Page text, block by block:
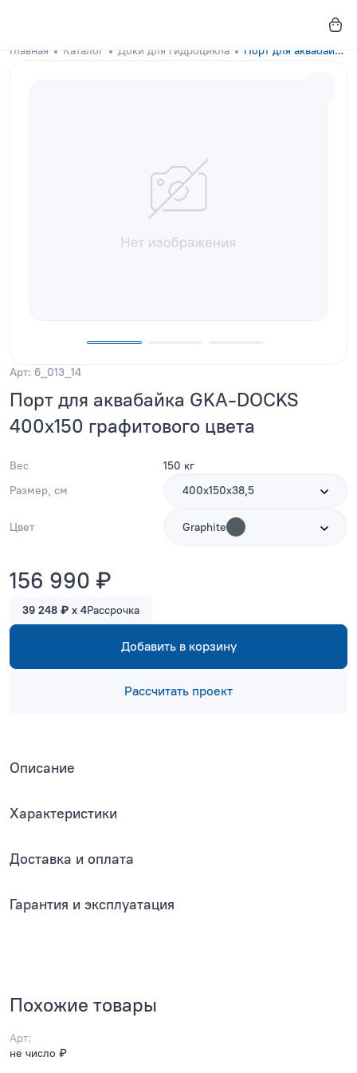
Главная Каталог Доки для гидроцикла Порт для аквабайка GKA-DOCKS 400x150 Graphite
Арт: 6_013_14
Порт для аквабайка GKA-DOCKS
400x150 графитового цвета
Вес
150 кг
Размер, см
400х150х38,5
Цвет Graphite
156 990 ₽
39 248 ₽ x 4Рассрочка
Добавить в корзину
Рассчитать проект
Описание
Характеристики
Доставка и оплата
Гарантия и эксплуатация
Похожие товары
Арт:
не число ₽